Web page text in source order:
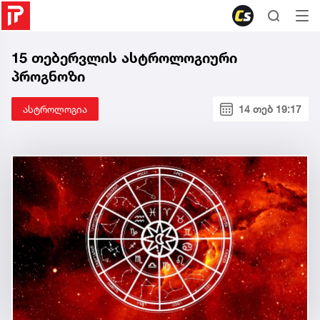
15 თებერვლის ასტროლოგიური
პროგნოზი
ასტროლოგია 14 თებ 19:17